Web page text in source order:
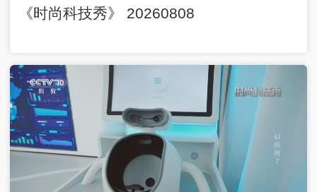
《时尚科技秀》 20260808